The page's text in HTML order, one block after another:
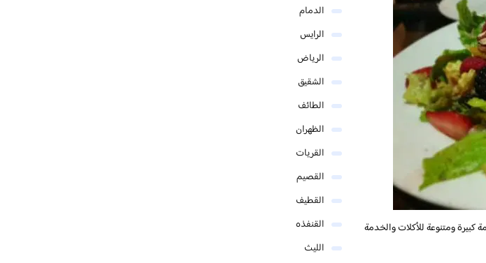
كبيرة ومتنوعة للأكلات والخدمة
الدمام
الرايس
الرياض
الشقيق
الطائف
الظهران
القريات
القصيم
القطيف
القنفذه
الليث